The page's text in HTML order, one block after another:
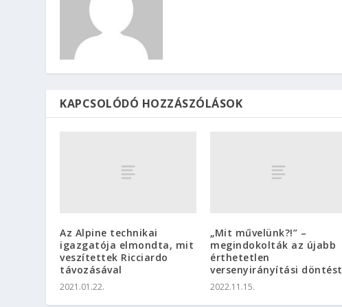
KAPCSOLÓDÓ HOZZÁSZÓLÁSOK
Az Alpine technikai
igazgatója elmondta, mit
veszítettek Ricciardo
távozásával
2021.01.22.
„Mit művelünk?!” –
megindokolták az újabb
érthetetlen
versenyirányítási döntést
2022.11.15.